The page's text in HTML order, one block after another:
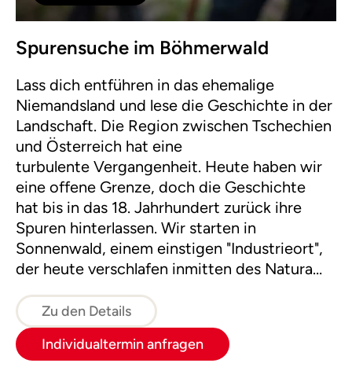
Spurensuche im Böhmerwald
Lass dich entführen in das ehemalige
Niemandsland und lese die Geschichte in der
Landschaft. Die Region zwischen Tschechien
und Österreich hat eine
turbulente Vergangenheit. Heute haben wir
eine offene Grenze, doch die Geschichte
hat bis in das 18. Jahrhundert zurück ihre
Spuren hinterlassen. Wir starten in
Sonnenwald, einem einstigen "Industrieort",
der heute verschlafen inmitten des Natura
und Sumava liegt und wandern weiter in das
ehemalige Niemandsland.
Zu den Details
Individualtermin anfragen